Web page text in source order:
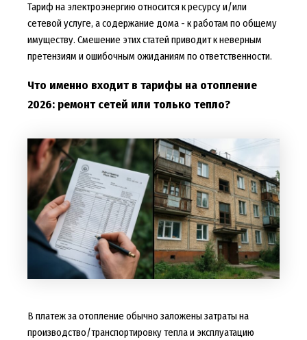
Тариф на электроэнергию относится к ресурсу и/или
сетевой услуге, а содержание дома - к работам по общему
имуществу. Смешение этих статей приводит к неверным
претензиям и ошибочным ожиданиям по ответственности.
Что именно входит в тарифы на отопление
2026: ремонт сетей или только тепло?
В платеж за отопление обычно заложены затраты на
производство/транспортировку тепла и эксплуатацию